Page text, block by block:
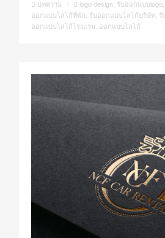
บทความ / logo design, รับออกแบบlogo,
ออกแบบโลโก้ที่พัก, รับออกแบบโลโก้บริษัท,
ออกแบบโลโก้โรงแรม, ออกแบบโลโก้